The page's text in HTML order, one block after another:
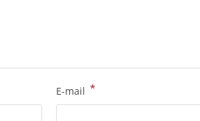
E-mail *